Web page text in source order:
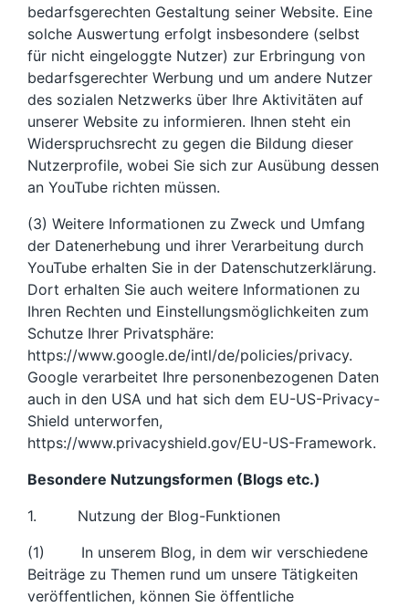
bedarfsgerechten Gestaltung seiner Website. Eine
solche Auswertung erfolgt insbesondere (selbst
für nicht eingeloggte Nutzer) zur Erbringung von
bedarfsgerechter Werbung und um andere Nutzer
des sozialen Netzwerks über Ihre Aktivitäten auf
unserer Website zu informieren. Ihnen steht ein
Widerspruchsrecht zu gegen die Bildung dieser
Nutzerprofile, wobei Sie sich zur Ausübung dessen
an YouTube richten müssen.
(3) Weitere Informationen zu Zweck und Umfang
der Datenerhebung und ihrer Verarbeitung durch
YouTube erhalten Sie in der Datenschutzerklärung.
Dort erhalten Sie auch weitere Informationen zu
Ihren Rechten und Einstellungsmöglichkeiten zum
Schutze Ihrer Privatsphäre:
https://www.google.de/intl/de/policies/privacy.
Google verarbeitet Ihre personenbezogenen Daten
auch in den USA und hat sich dem EU-US-Privacy-
Shield unterworfen,
https://www.privacyshield.gov/EU-US-Framework.
Besondere Nutzungsformen (Blogs etc.)
1. Nutzung der Blog-Funktionen
(1) In unserem Blog, in dem wir verschiedene
Beiträge zu Themen rund um unsere Tätigkeiten
veröffentlichen, können Sie öffentliche